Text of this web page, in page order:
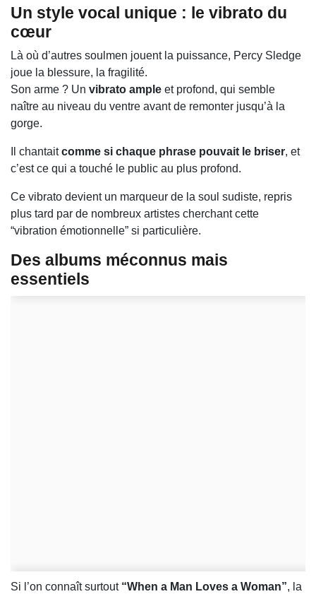
Un style vocal unique : le vibrato du
cœur
Là où d’autres soulmen jouent la puissance, Percy Sledge
joue la blessure, la fragilité.
Son arme ? Un vibrato ample et profond, qui semble
naître au niveau du ventre avant de remonter jusqu’à la
gorge.
Il chantaitcomme si chaque phrase pouvait le briser, et
c’est ce qui a touché le public au plus profond.
Ce vibrato devient un marqueur de la soul sudiste, repris
plus tard par de nombreux artistes cherchant cette
“vibration émotionnelle” si particulière.
Des albums méconnus mais
essentiels
Si l’on connaît surtout “When a Man Loves a Woman”, la